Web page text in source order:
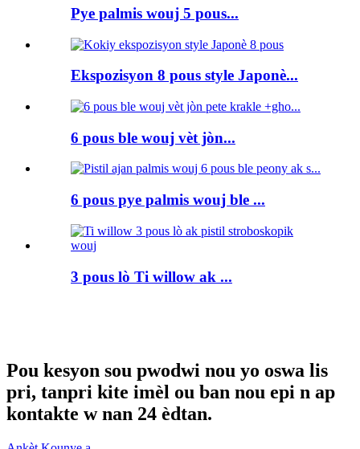
Pye palmis wouj 5 pous...
Ekspozisyon 8 pous style Japonè...
6 pous ble wouj vèt jòn...
6 pous pye palmis wouj ble ...
3 pous lò Ti willow ak ...
Pou kesyon sou pwodwi nou yo oswa lis
pri, tanpri kite imèl ou ban nou epi n ap
kontakte w nan 24 èdtan.